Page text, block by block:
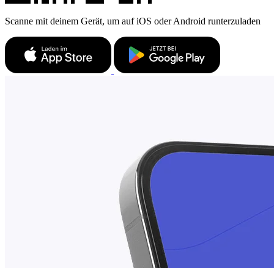
Scanne mit deinem Gerät, um auf iOS oder Android runterzuladen